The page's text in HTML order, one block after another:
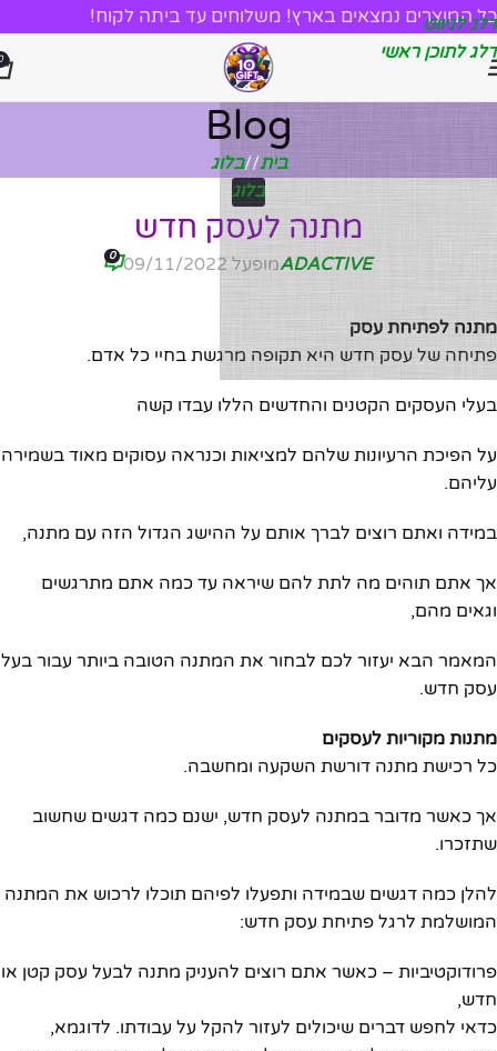
דלג לניווט
דלג לתוכן ראשי
כל המוצרים נמצאים בארץ! משלוחים עד ביתה לקוח!
Blog
בית/ בלוג
בלוג
מתנה לעסק חדש
ADACTIVEמופעל 09/11/2022 0
מתנה לפתיחת עסק
פתיחה של עסק חדש היא תקופה מרגשת בחיי כל אדם.
בעלי העסקים הקטנים והחדשים הללו עבדו קשה
על הפיכת הרעיונות שלהם למציאות וכנראה עסוקים מאוד בשמירה
עליהם.
במידה ואתם רוצים לברך אותם על ההישג הגדול הזה עם מתנה,
אך אתם תוהים מה לתת להם שיראה עד כמה אתם מתרגשים
וגאים מהם,
המאמר הבא יעזור לכם לבחור את המתנה הטובה ביותר עבור בעל
עסק חדש.
מתנות מקוריות לעסקים
כל רכישת מתנה דורשת השקעה ומחשבה.
אך כאשר מדובר במתנה לעסק חדש, ישנם כמה דגשים שחשוב
שתזכרו.
להלן כמה דגשים שבמידה ותפעלו לפיהם תוכלו לרכוש את המתנה
המושלמת לרגל פתיחת עסק חדש:
פרודוקטיביות – כאשר אתם רוצים להעניק מתנה לבעל עסק קטן או
חדש,
כדאי לחפש דברים שיכולים לעזור להקל על עבודתו. לדוגמא,